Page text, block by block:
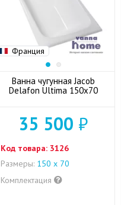
Франция
Ванна чугунная Jacob
Delafon Ultima 150x70
35 500 ₽
Код товара: 3126
Размеры: 150 х 70
Комплектация